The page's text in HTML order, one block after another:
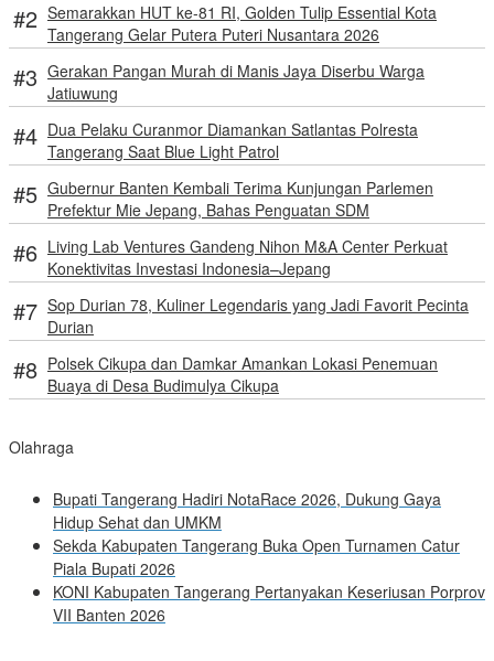
Semarakkan HUT ke-81 RI, Golden Tulip Essential Kota
Tangerang Gelar Putera Puteri Nusantara 2026
Gerakan Pangan Murah di Manis Jaya Diserbu Warga
Jatiuwung
Dua Pelaku Curanmor Diamankan Satlantas Polresta
Tangerang Saat Blue Light Patrol
Gubernur Banten Kembali Terima Kunjungan Parlemen
Prefektur Mie Jepang, Bahas Penguatan SDM
Living Lab Ventures Gandeng Nihon M&A Center Perkuat
Konektivitas Investasi Indonesia–Jepang
Sop Durian 78, Kuliner Legendaris yang Jadi Favorit Pecinta
Durian
Polsek Cikupa dan Damkar Amankan Lokasi Penemuan
Buaya di Desa Budimulya Cikupa
Olahraga
Bupati Tangerang Hadiri NotaRace 2026, Dukung Gaya
Hidup Sehat dan UMKM
Sekda Kabupaten Tangerang Buka Open Turnamen Catur
Piala Bupati 2026
KONI Kabupaten Tangerang Pertanyakan Keseriusan Porprov
VII Banten 2026